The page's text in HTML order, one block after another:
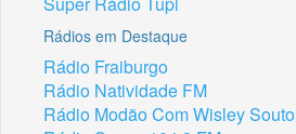
Rádios em Destaque
Rádio Fraiburgo
Rádio Natividade FM
Rádio Modão Com Wisley Souto